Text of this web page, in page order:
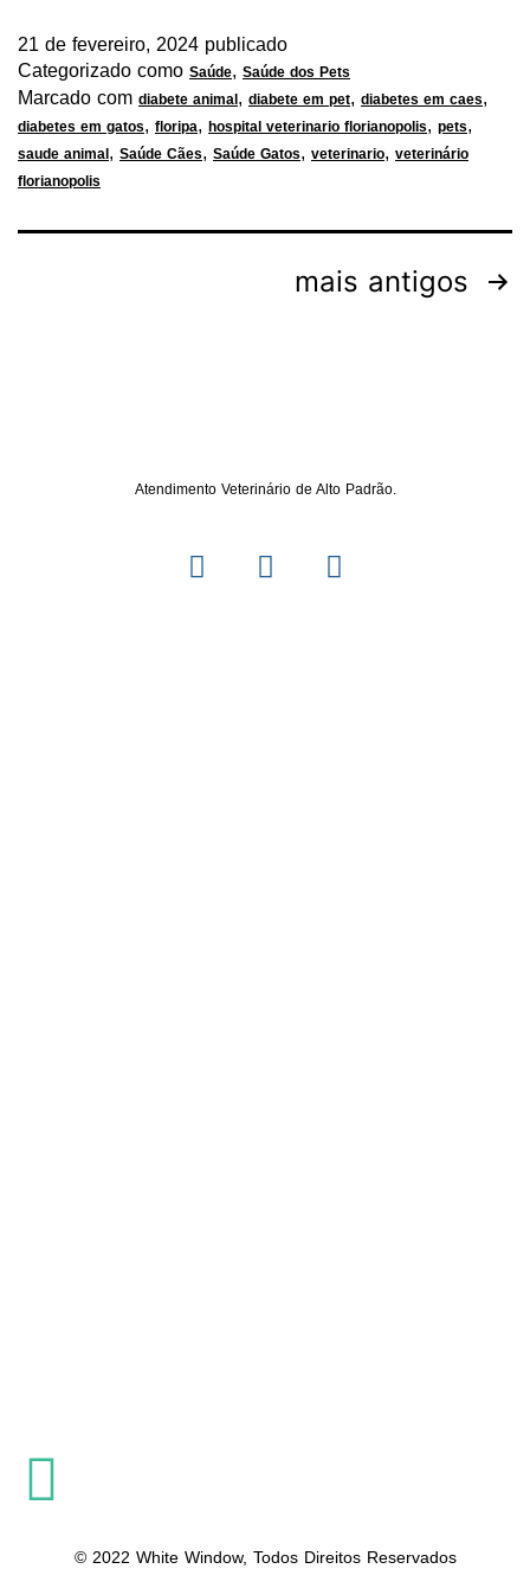
21 de fevereiro, 2024 publicado
Categorizado como Saúde, Saúde dos Pets
Marcado com diabete animal , diabete em pet, diabetes em caes,
diabetes em gatos, floripa, hospital veterinario florianopolis, pets,
saude animal , Saúde Cães, Saúde Gatos, veterinario, veterinário
florianopolis
mais antigos
Atendimento Veterinário de Alto Padrão.
© 2022 White Window, Todos Direitos Reservados